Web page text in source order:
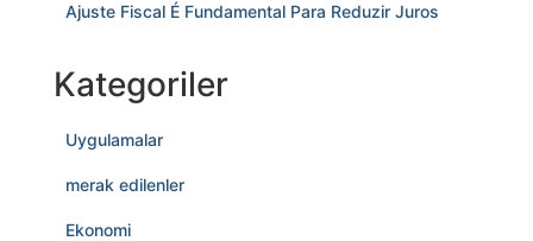
Ajuste Fiscal É Fundamental Para Reduzir Juros
Kategoriler
Uygulamalar
merak edilenler
Ekonomi